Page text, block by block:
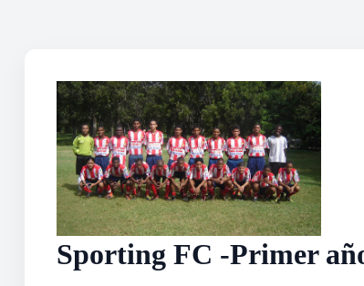
Sporting FC -Primer